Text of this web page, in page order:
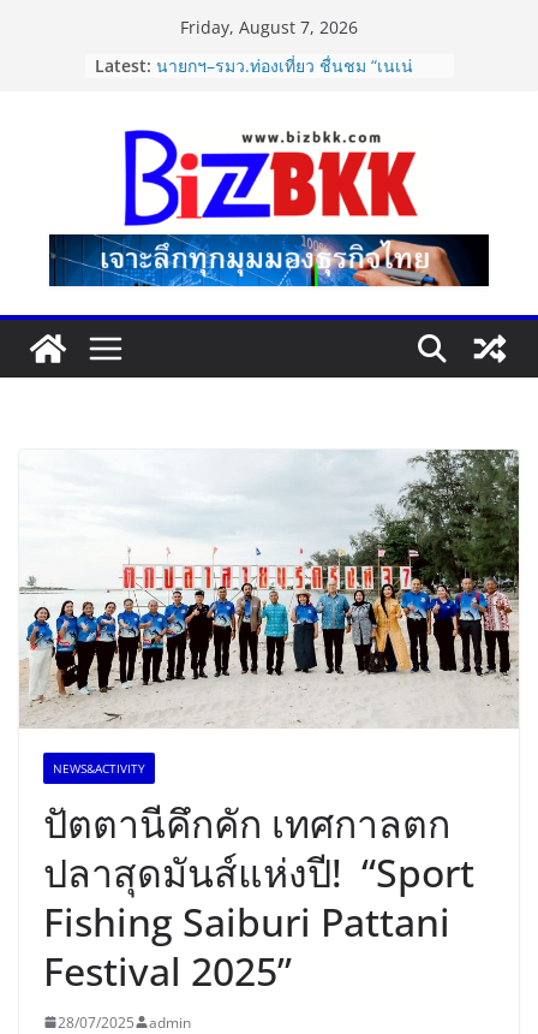
Friday, August 7, 2026
Latest:
ไซลุน ไทยแลนด์ ชูนวัตกรรมยาง EV นำ
Xiaomi SU7 Ultra และ VOGUE Tire
นายกฯ–รมว.ท่องเที่ยว ชื่นชม “เนเน่
รอยัล” หลังสร้างชื่อเสียงประเทศไทยบน
เวที America’s Got Talent พร้อมส่ง
กำลังใจสู่รอบต่อไป
Dr.TATTOF ประกาศยกระดับองค์กร ชู
แนวคิด “LASER” คุณค่าหลักในการขับ
เคลื่อน มาตรฐานใหม่เพื่อผู้รับบริการ
การค้ายาสูบไทย หนุนโครงสร้างอัตรา
ประสิทธิภาพจัดเก็บรายได้
คุ้มครองสูงสุด 50,000 บาท ตอบโจทย์
NEWS&ACTIVITY
ปัตตานีคึกคัก เทศกาลตก
ปลาสุดมันส์แห่งปี! “Sport
Fishing Saiburi Pattani
Festival 2025”
28/07/2025 admin